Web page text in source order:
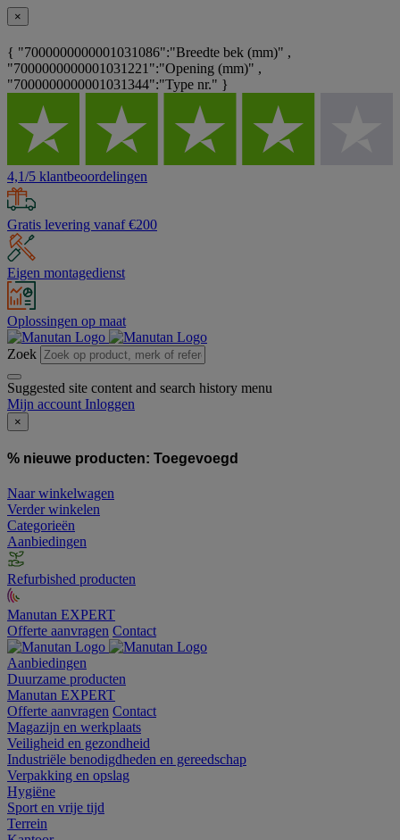
×
{ "7000000000001031086":"Breedte bek (mm)" ,
"7000000000001031221":"Opening (mm)" ,
"7000000000001031344":"Type nr." }
4,1/5 klantbeoordelingen
Gratis levering vanaf €200
Eigen montagedienst
Oplossingen op maat
Zoek
Suggested site content and search history menu
Mijn account Inloggen
×
% nieuwe producten: Toegevoegd
Naar winkelwagen
Verder winkelen
Categorieën
Aanbiedingen
Refurbished producten
Manutan EXPERT
Offerte aanvragen Contact
Aanbiedingen
Duurzame producten
Manutan EXPERT
Offerte aanvragen Contact
Magazijn en werkplaats
Veiligheid en gezondheid
Industriële benodigdheden en gereedschap
Verpakking en opslag
Hygiëne
Sport en vrije tijd
Terrein